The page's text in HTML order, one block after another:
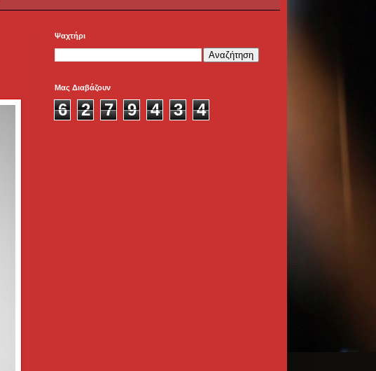
Ψαχτήρι
Μας Διαβάζουν
6 2 7 9 4 3 4